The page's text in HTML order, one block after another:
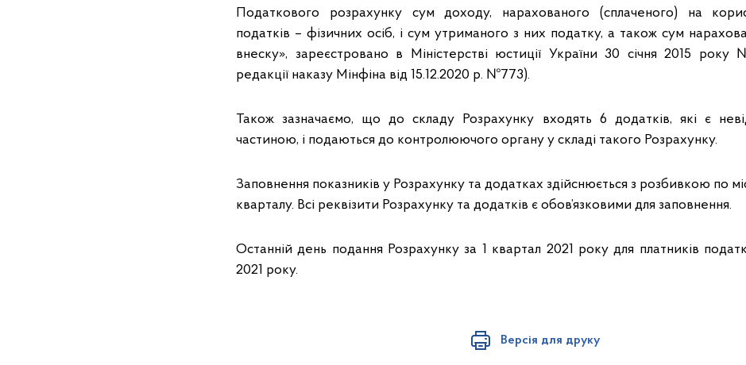
Податкового розрахунку сум доходу, нарахованого (сплаченого) на
податків – фізичних осіб, і сум утриманого з них податку, а також сум
внеску», зареєстровано в Міністерстві юстиції України 30 січня 2015 року
редакції наказу Мінфіна від 15.12.2020 р. №773).
Також зазначаємо, що до складу Розрахунку входять 6 додатків, які є
частиною, і подаються до контролюючого органу у складі такого Розрахунку.
Заповнення показників у Розрахунку та додатках здійснюється з розбивкою по
кварталу. Всі реквізити Розрахунку та додатків є обов’язковими для заповнення.
Останній день подання Розрахунку за 1 квартал 2021 року для платників
2021 року.
Версія для друку